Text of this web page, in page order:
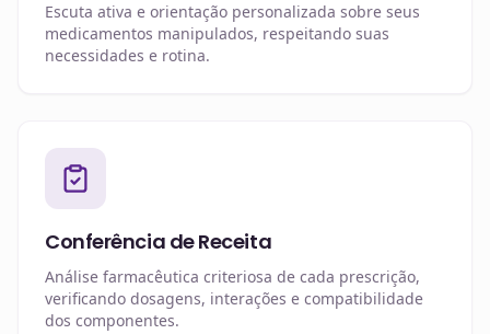
Escuta ativa e orientação personalizada sobre seus
medicamentos manipulados, respeitando suas
necessidades e rotina.
Conferência de Receita
Análise farmacêutica criteriosa de cada prescrição,
verificando dosagens, interações e compatibilidade
dos componentes.